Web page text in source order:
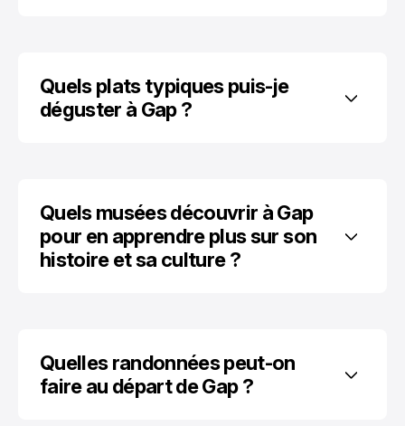
Quels plats typiques puis-je
déguster à Gap ?
Quels musées découvrir à Gap
pour en apprendre plus sur son
histoire et sa culture ?
Quelles randonnées peut-on
faire au départ de Gap ?